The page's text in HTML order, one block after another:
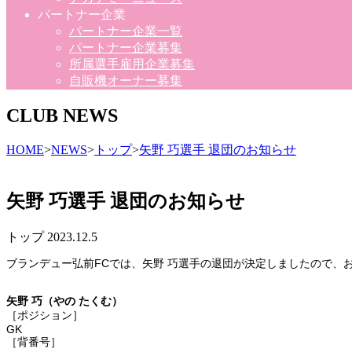
パートナー企業
パートナー企業一覧
パートナー企業募集
所属選手雇用企業募集
自販機オーナー募集
CLUB NEWS
HOME>NEWS> トップ>矢野 巧選手 退団のお知らせ
矢野 巧選手 退団のお知らせ
トップ 2023.12.5
ブランデュー弘前FCでは、矢野 巧選手の退団が決定しましたので、
矢野 巧（やの たくむ）
［ポジション］
GK
［背番号］